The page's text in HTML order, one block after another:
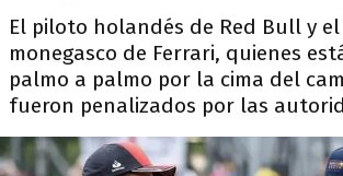
El piloto holandés de Red Bull y
monegasco de Ferrari, quienes
palmo a palmo por la cima del
fueron penalizados por las